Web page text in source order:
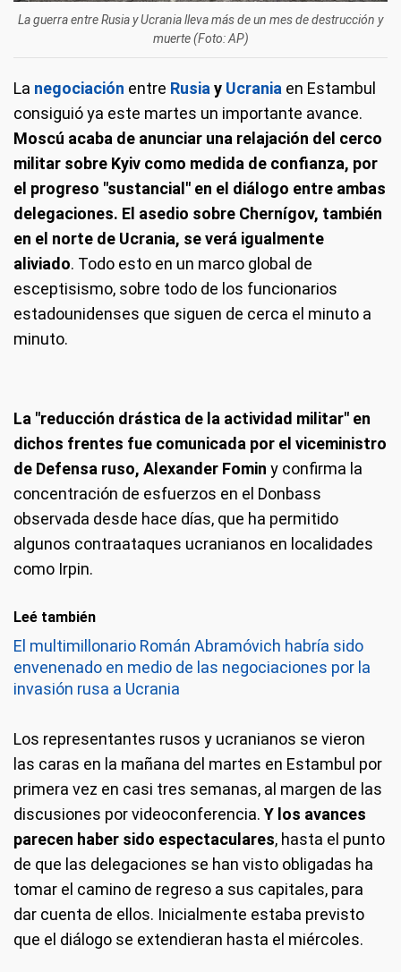
La guerra entre Rusia y Ucrania lleva más de un mes de destrucción y
muerte (Foto: AP)
La negociación entre Rusiay Ucrania en Estambul
consiguió ya este martes un importante avance.
Moscú acaba de anunciar una relajación del cerco
militar sobre Kyiv como medida de confianza, por
el progreso "sustancial" en el diálogo entre ambas
delegaciones. El asedio sobre Chernígov, también
en el norte de Ucrania, se verá igualmente
aliviado. Todo esto en un marco global de
esceptisismo, sobre todo de los funcionarios
estadounidenses que siguen de cerca el minuto a
minuto.
La "reducción drástica de la actividad militar" en
dichos frentes fue comunicada por el viceministro
de Defensa ruso, Alexander Fomin y confirma la
concentración de esfuerzos en el Donbass
observada desde hace días, que ha permitido
algunos contraataques ucranianos en localidades
como Irpin.
Leé también
El multimillonario Román Abramóvich habría sido
envenenado en medio de las negociaciones por la
invasión rusa a Ucrania
Los representantes rusos y ucranianos se vieron
las caras en la mañana del martes en Estambul por
primera vez en casi tres semanas, al margen de las
discusiones por videoconferencia. Y los avances
parecen haber sido espectaculares, hasta el punto
de que las delegaciones se han visto obligadas ha
tomar el camino de regreso a sus capitales, para
dar cuenta de ellos. Inicialmente estaba previsto
que el diálogo se extendieran hasta el miércoles.